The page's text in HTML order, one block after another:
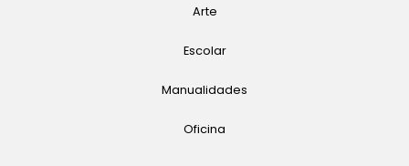
Arte
Escolar
Manualidades
Oficina